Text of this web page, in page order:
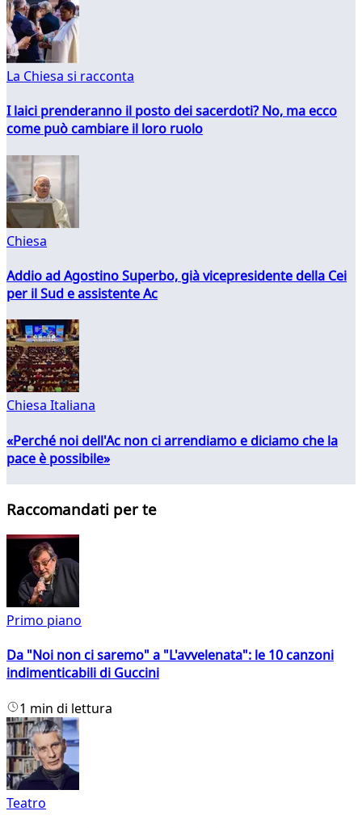
La Chiesa si racconta
I laici prenderanno il posto dei sacerdoti? No, ma ecco
come può cambiare il loro ruolo
Chiesa
Addio ad Agostino Superbo, già vicepresidente della Cei
per il Sud e assistente Ac
Chiesa Italiana
«Perché noi dell'Ac non ci arrendiamo e diciamo che la
pace è possibile»
Raccomandati per te
Primo piano
Da "Noi non ci saremo" a "L'avvelenata": le 10 canzoni
indimenticabili di Guccini
1 min di lettura
Teatro